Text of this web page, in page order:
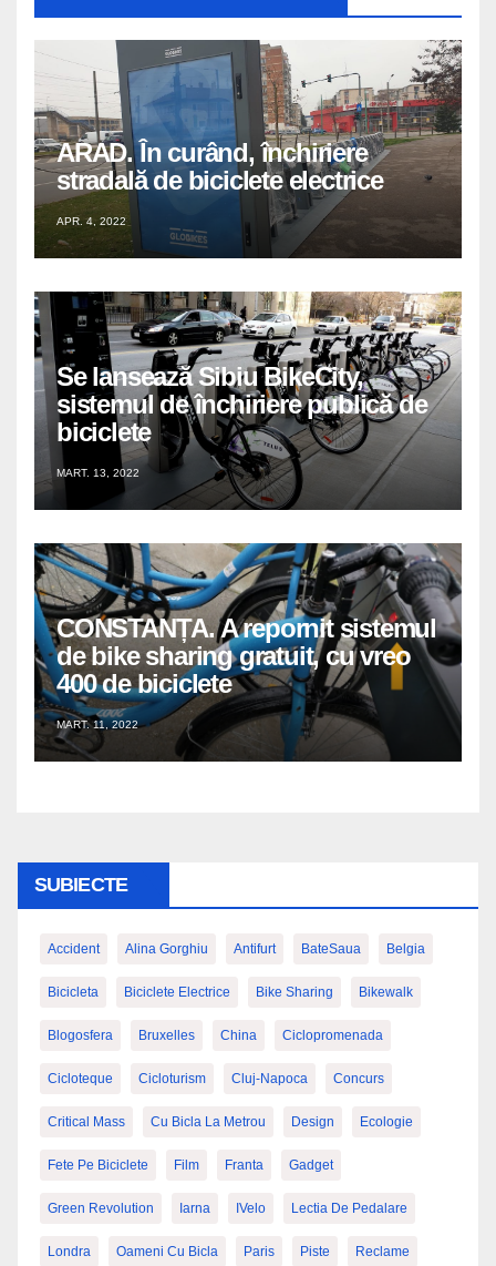
ARAD. În curând, închiriere
stradală de biciclete electrice
APR. 4, 2022
Se lansează Sibiu BikeCity,
sistemul de închiriere publică de
biciclete
MART. 13, 2022
CONSTANȚA. A repornit sistemul
de bike sharing gratuit, cu vreo
400 de biciclete
MART. 11, 2022
SUBIECTE
Accident Alina Gorghiu Antifurt BateSaua Belgia
Bicicleta Biciclete Electrice Bike Sharing Bikewalk
Blogosfera Bruxelles China Ciclopromenada
Cicloteque Cicloturism Cluj-Napoca Concurs
Critical Mass Cu Bicla La Metrou Design Ecologie
Fete Pe Biciclete Film Franta Gadget
Green Revolution Iarna IVelo Lectia De Pedalare
Londra Oameni Cu Bicla Paris Piste Reclame